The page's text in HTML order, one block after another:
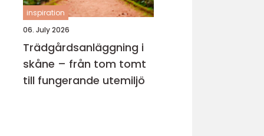
inspiration
06. July 2026
Trädgårdsanläggning i
skåne – från tom tomt
till fungerande utemiljö